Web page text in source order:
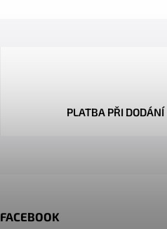
PLATBA PŘI DODÁNÍ
FACEBOOK